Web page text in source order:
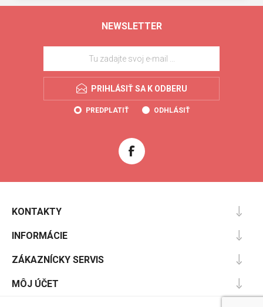
NEWSLETTER
PRIHLÁSIŤ SA K ODBERU
PREDPLATIŤ ODHLÁSIŤ
KONTAKTY
INFORMÁCIE
ZÁKAZNÍCKY SERVIS
MÔJ ÚČET